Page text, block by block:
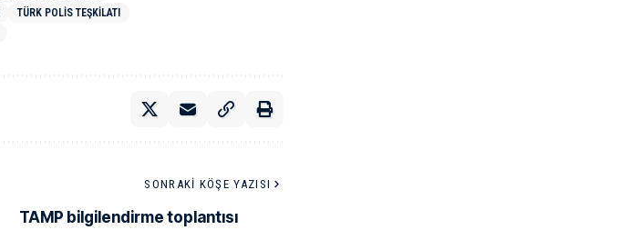
TÜRK POLIS TEŞKILATI
SONRAKI KÖŞE YAZISI
TAMP bilgilendirme toplantısı